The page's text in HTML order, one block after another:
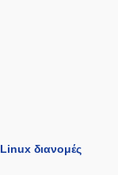
διανομές